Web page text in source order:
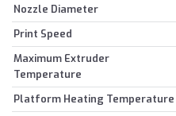
Nozzle Diameter
Print Speed
Maximum Extruder
Temperature
Platform Heating Temperature